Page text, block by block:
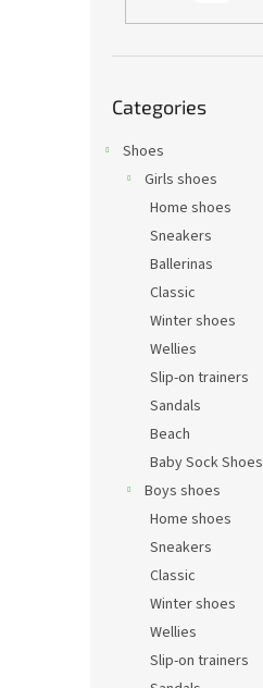
categories
Categories
Shoes
Girls shoes
Home shoes
Sneakers
Ballerinas
Classic
Winter shoes
Wellies
Slip-on trainers
Sandals
Beach
Baby Sock Shoes
Boys shoes
Home shoes
Sneakers
Classic
Winter shoes
Wellies
Slip-on trainers